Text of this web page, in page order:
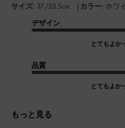
サイズ: 37/23.5cm | カラー: ホワ
デザイン
とてもよか
品質
とてもよか
もっと見る